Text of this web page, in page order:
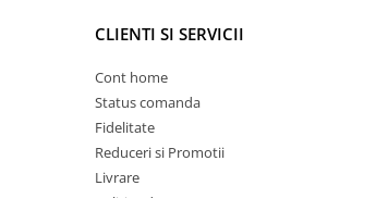
Becuri Halogen Auto
Becuri Led Auto
Becuri Xenon Auto
Seturi de Becuri Auto
Faruri Camioane, Utilaje &
CLIENTI SI SERVICII
Cont home
Status comanda
Fidelitate
Reduceri si Promotii
Livrare